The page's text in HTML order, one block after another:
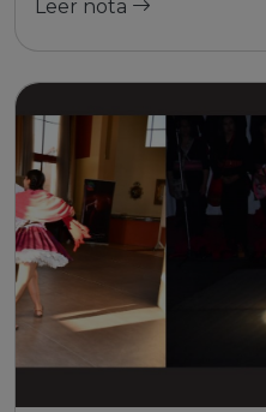
Leer nota